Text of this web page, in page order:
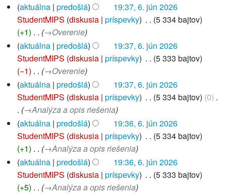
aktuálna predošlá
19:37, 6. jún 2026
StudentMIPS diskusia príspevky
5 334 bajtov
+1
→‎Overenie
aktuálna predošlá
19:37, 6. jún 2026
StudentMIPS diskusia príspevky
5 333 bajtov
−1
→‎Overenie
aktuálna predošlá
19:37, 6. jún 2026
StudentMIPS diskusia príspevky 5 334 bajtov 0
→‎Analýza a opis riešenia
aktuálna predošlá
19:36, 6. jún 2026
StudentMIPS diskusia príspevky
5 334 bajtov
+1
→‎Analýza a opis riešenia
aktuálna predošlá
19:36, 6. jún 2026
StudentMIPS diskusia príspevky
5 333 bajtov
+5
→‎Analýza a opis riešenia